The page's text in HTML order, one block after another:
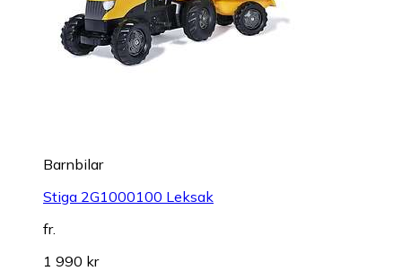
Barnbilar
Stiga 2G1000100 Leksak
fr.
1 990 kr